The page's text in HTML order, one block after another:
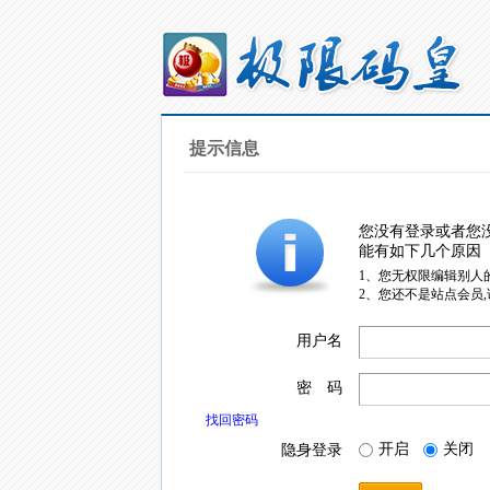
提示信息
您没有登录或者您
能有如下几个原因
1、您无权限编辑别人
2、您还不是站点会员
用户名
密 码
找回密码
隐身登录 开启 关闭